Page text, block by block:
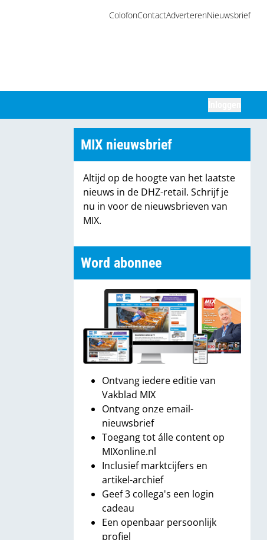
ColofonContactAdverterenNieuwsbrief
MIX nieuwsbrief
Altijd op de hoogte van het laatste
nieuws in de DHZ-retail. Schrijf je
nu in voor de nieuwsbrieven van
MIX.
Word abonnee
Ontvang iedere editie van
Vakblad MIX
Ontvang onze email-
nieuwsbrief
Toegang tot álle content op
MIXonline.nl
Inclusief marktcijfers en
artikel-archief
Geef 3 collega's een login
cadeau
Een openbaar persoonlijk
profiel